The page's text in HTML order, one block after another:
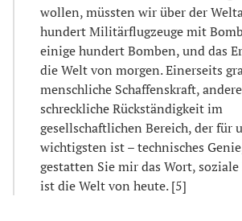
wollen, müssten wir über der
hundert Militärflugzeuge mit
einige hundert Bomben, und das
die Welt von morgen. Einerseits
menschliche Schaffenskraft,
schreckliche Rückständigkeit im
gesellschaftlichen Bereich, der für
wichtigsten ist – technisches
gestatten Sie mir das Wort,
ist die Welt von heute. [5]